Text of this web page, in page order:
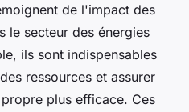
de l'impact des
le secteur des énergies
ils sont indispensables
ressources et assurer
plus efficace. Ces